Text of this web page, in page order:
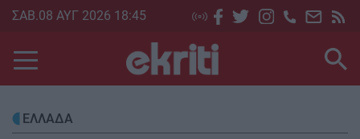
Skip
main
content
ΣΑΒ.08 ΑΥΓ 2026 18:45
ΕΛΛΑΔΑ